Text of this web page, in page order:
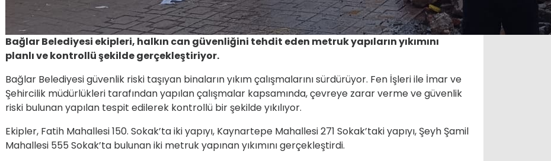
Bağlar Belediyesi ekipleri, halkın can güvenliğini tehdit eden metruk yapıların yıkımını
planlı ve kontrollü şekilde gerçekleştiriyor.
Bağlar Belediyesi güvenlik riski taşıyan binaların yıkım çalışmalarını sürdürüyor. Fen İşleri ile İmar ve
Şehircilik müdürlükleri tarafından yapılan çalışmalar kapsamında, çevreye zarar verme ve güvenlik
riski bulunan yapılan tespit edilerek kontrollü bir şekilde yıkılıyor.
Ekipler, Fatih Mahallesi 150. Sokak’ta iki yapıyı, Kaynartepe Mahallesi 271 Sokak’taki yapıyı, Şeyh Şamil
Mahallesi 555 Sokak’ta bulunan iki metruk yapınan yıkımını gerçekleştirdi.